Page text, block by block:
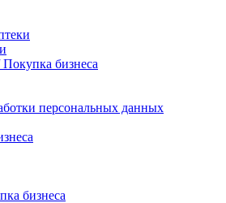
бизнеса
персональных данных
бизнеса